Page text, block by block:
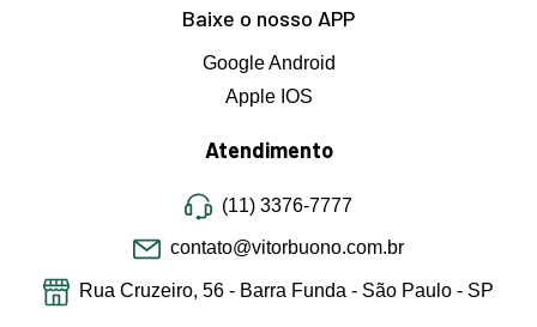
Baixe o nosso APP
Google Android
Apple IOS
Atendimento
(11) 3376-7777
contato@vitorbuono.com.br
Rua Cruzeiro, 56 - Barra Funda - São Paulo - SP